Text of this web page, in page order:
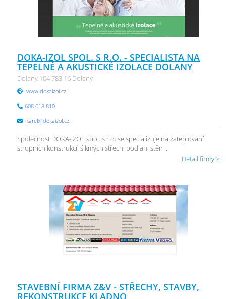
DOKA-IZOL SPOL. S R.O. - SPECIALISTA NA
TEPELNÉ A AKUSTICKÉ IZOLACE DOLANY
Dolany 104 783 16 Dolany
www.dokaizol.cz
608 618 810
karel@dokaizol.cz
Společnost DOKA-IZOL spol. s r.o. se specializuje na zateplování
stropních konstrukcí, šikmých střech, podlah, stěn ...
Detail firmy >
STAVEBNÍ FIRMA Z&V - STŘECHY, STAVBY,
REKONSTRUKCE KLADNO